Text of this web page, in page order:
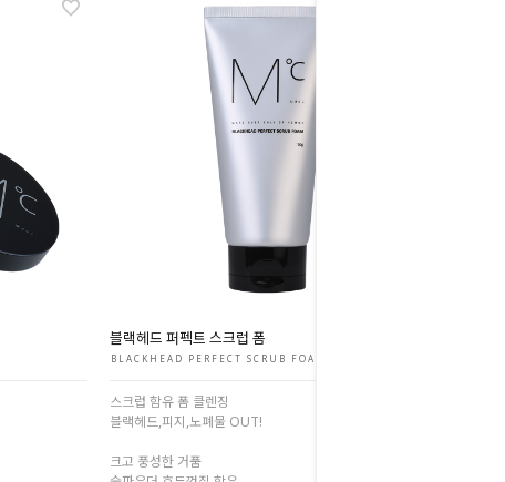
블랙헤드 퍼펙트 스크럽 폼
BLACKHEAD PERFECT SCRUB FOAM
스크럽 함유 폼 클렌징
블랙헤드,피지,노폐물 OUT!
크고 풍성한 거품